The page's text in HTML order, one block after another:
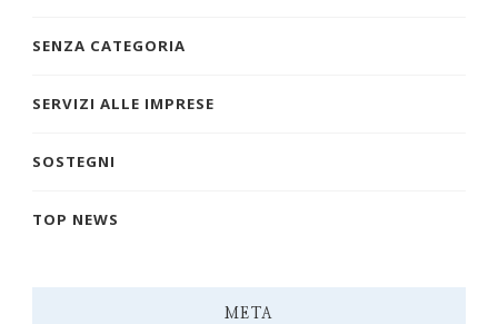
SENZA CATEGORIA
SERVIZI ALLE IMPRESE
SOSTEGNI
TOP NEWS
META